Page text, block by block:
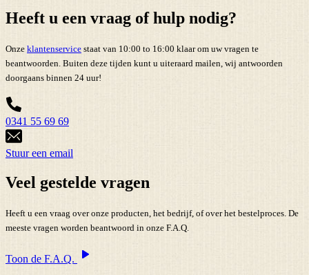
Heeft u een vraag of hulp nodig?
Onze klantenservice staat van 10:00 to 16:00 klaar om uw vragen te
beantwoorden. Buiten deze tijden kunt u uiteraard mailen, wij antwoorden
doorgaans binnen 24 uur!
0341 55 69 69
Stuur een email
Veel gestelde vragen
Heeft u een vraag over onze producten, het bedrijf, of over het bestelproces. De
meeste vragen worden beantwoord in onze F.A.Q.
Toon de F.A.Q.